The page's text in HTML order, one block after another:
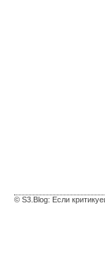
© S3.Blog: Если